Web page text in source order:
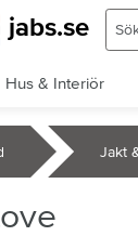
jabs.se
Hus & Interiör
Jakt